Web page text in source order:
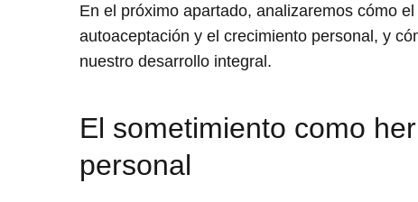
En el próximo apartado, analizaremos cómo
autoaceptación y el crecimiento personal, y
nuestro desarrollo integral.
El sometimiento como
personal